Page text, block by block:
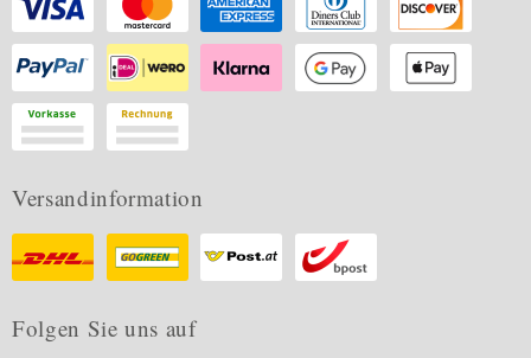
Versandinformation
Folgen Sie uns auf